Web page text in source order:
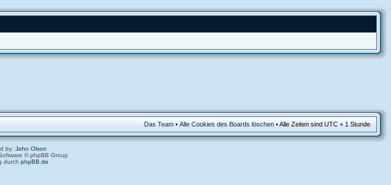
Das Team• Alle Cookies des Boards löschen• Alle Zeiten sind UTC + 1 Stunde
by: John Olson
© phpBB Group
durchphpBB.de